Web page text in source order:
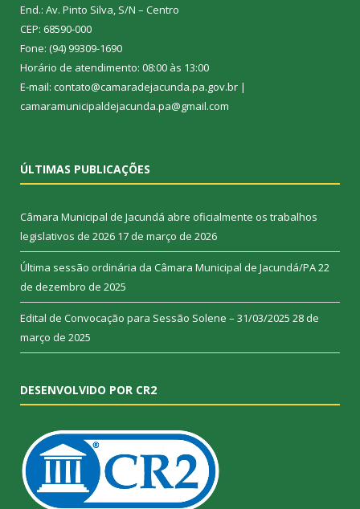
End.: Av. Pinto Silva, S/N – Centro
CEP: 68590-000
Fone: (94) 99309-1690
Horário de atendimento: 08:00 às 13:00
E-mail: contato@camaradejacunda.pa.gov.br |
camaramunicipaldejacunda.pa@gmail.com
ÚLTIMAS PUBLICAÇÕES
Câmara Municipal de Jacundá abre oficialmente os trabalhos
legislativos de 2026 17 de março de 2026
Última sessão ordinária da Câmara Municipal de Jacundá/PA22
de dezembro de 2025
Edital de Convocação para Sessão Solene – 31/03/2025 28 de
março de 2025
DESENVOLVIDO POR CR2